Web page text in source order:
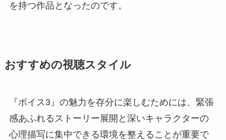
を持つ作品となったのです。
おすすめの視聴スタイル
『ボイス3』の魅力を存分に楽しむためには、緊張
感あふれるストーリー展開と深いキャラクターの
心理描写に集中できる環境を整えることが重要で